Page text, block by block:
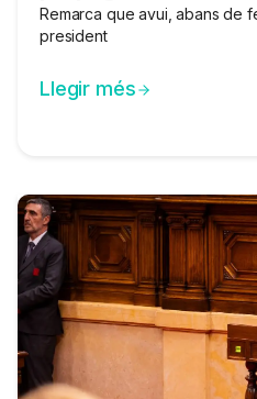
Remarca que avui, abans de
president
Llegir més